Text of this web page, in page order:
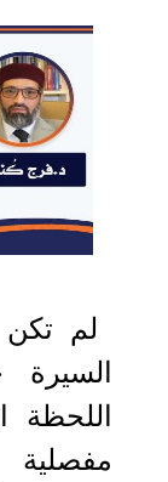
لم تكن
السيرة
اللحظة
مفصلية